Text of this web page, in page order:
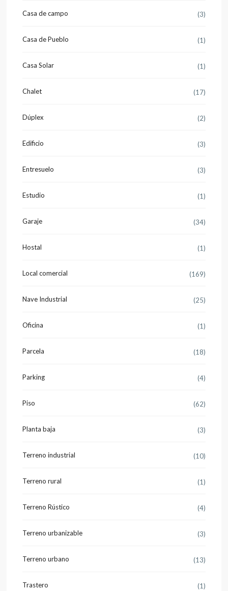
Casa de campo (3)
Casa de Pueblo (1)
Casa Solar (1)
Chalet (17)
Dúplex (2)
Edificio (3)
Entresuelo (3)
Estudio (1)
Garaje (34)
Hostal (1)
Local comercial (169)
Nave Industrial (25)
Oficina (1)
Parcela (18)
Parking (4)
Piso (62)
Planta baja (3)
Terreno industrial (10)
Terreno rural (1)
Terreno Rústico (4)
Terreno urbanizable (3)
Terreno urbano (13)
Trastero (1)